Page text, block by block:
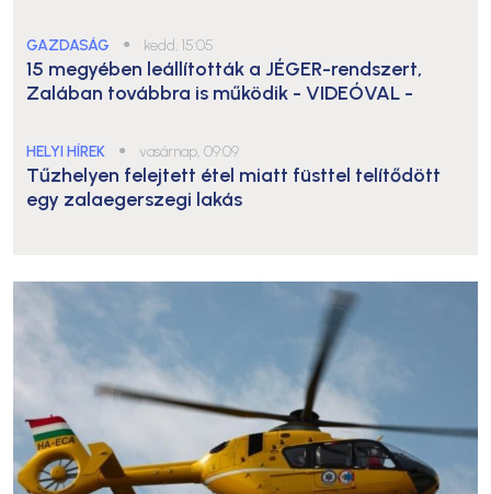
GAZDASÁG ● kedd, 15:05
15 megyében leállították a JÉGER-rendszert,
Zalában továbbra is működik - VIDEÓVAL -
HELYI HÍREK ● vasárnap, 09:09
Tűzhelyen felejtett étel miatt füsttel telítődött
egy zalaegerszegi lakás